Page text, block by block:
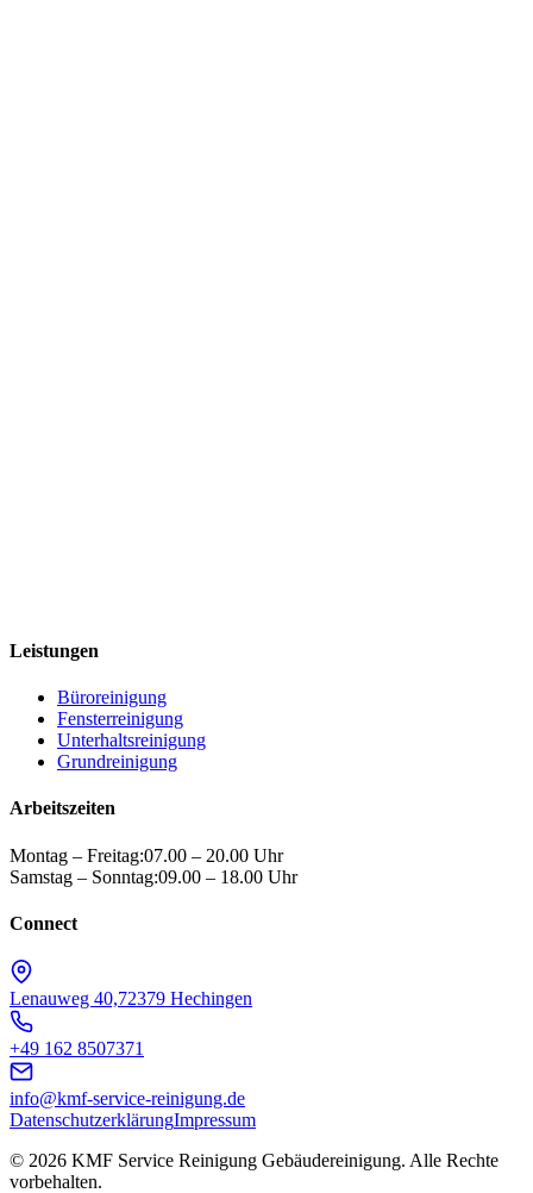
Leistungen
Büroreinigung
Fensterreinigung
Unterhaltsreinigung
Grundreinigung
Arbeitszeiten
Montag – Freitag:07.00 – 20.00 Uhr
Samstag – Sonntag:09.00 – 18.00 Uhr
Connect
Lenauweg 40,72379 Hechingen
+49 162 8507371
info@kmf-service-reinigung.de
DatenschutzerklärungImpressum
© 2026 KMF Service Reinigung Gebäudereinigung. Alle Rechte
vorbehalten.